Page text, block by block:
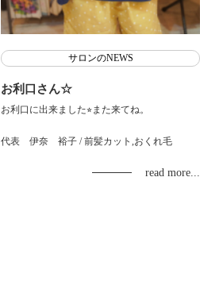
サロンのNEWS
お利口さん☆
お利口に出来ました⭐︎また来てね。
代表 伊奈 裕子 / 前髪カット,おくれ毛
read more...